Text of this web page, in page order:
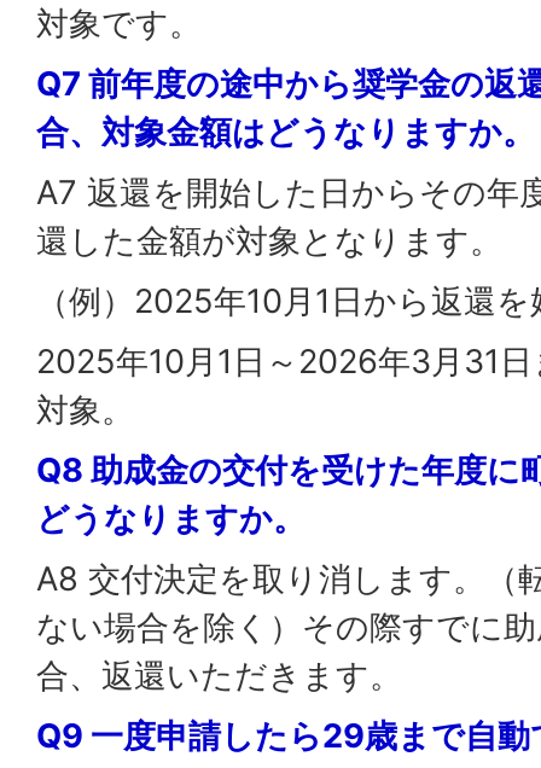
対象です。
Q7 前年度の途中から奨学金の返
合、対象金額はどうなりますか。
A7 返還を開始した日からその年
還した金額が対象となります。
（例）2025年10月1日から返還
2025年10月1日～2026年3月31
対象。
Q8 助成金の交付を受けた年度に
どうなりますか。
A8 交付決定を取り消します。（
ない場合を除く）その際すでに
合、返還いただきます。
Q9 一度申請したら29歳まで自